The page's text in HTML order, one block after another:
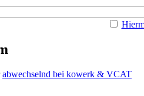
abwechselnd bei kowerk & VCAT